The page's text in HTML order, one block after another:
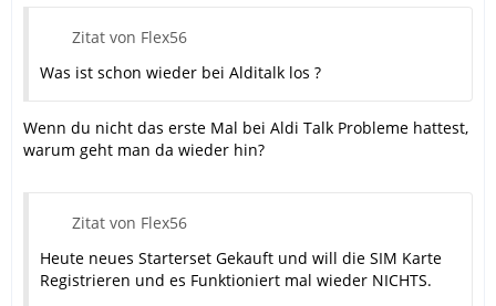
Zitat von Flex56
Was ist schon wieder bei Alditalk los ?
Wenn du nicht das erste Mal bei Aldi Talk Probleme hattest,
warum geht man da wieder hin?
Zitat von Flex56
Heute neues Starterset Gekauft und will die SIM Karte
Registrieren und es Funktioniert mal wieder NICHTS.